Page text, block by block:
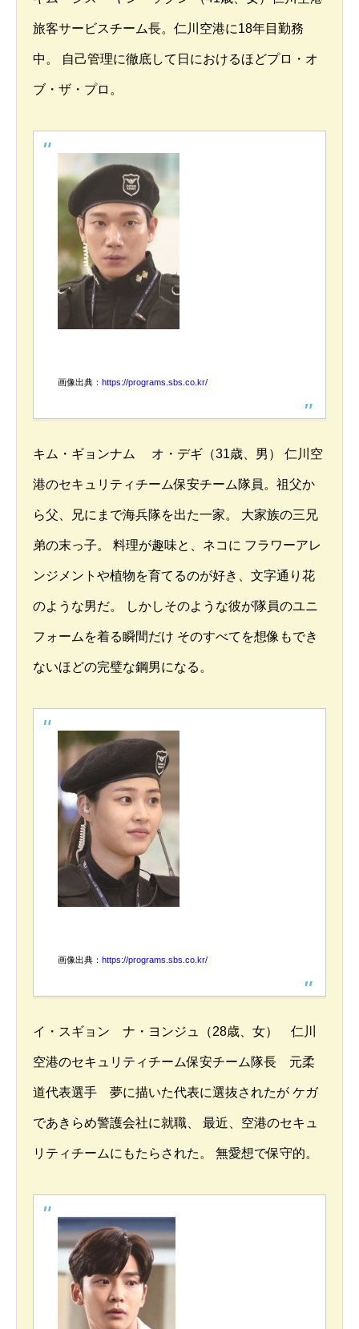
旅客サービスチーム長。仁川空港に18年目勤務
中。 自己管理に徹底して日におけるほどプロ・オ
ブ・ザ・プロ。
画像出典： https://programs.sbs.co.kr/
キム・ギョンナム オ・デギ（31歳、男） 仁川空
港のセキュリティチーム保安チーム隊員。祖父か
ら父、兄にまで海兵隊を出た一家。 大家族の三兄
弟の末っ子。 料理が趣味と、ネコに フラワーアレ
ンジメントや植物を育てるのが好き、文字通り花
のような男だ。 しかしそのような彼が隊員のユニ
フォームを着る瞬間だけ そのすべてを想像もでき
ないほどの完璧な鋼男になる。
画像出典： https://programs.sbs.co.kr/
イ・スギョン ナ・ヨンジュ（28歳、女） 仁川
空港のセキュリティチーム保安チーム隊長 元柔
道代表選手 夢に描いた代表に選抜されたが ケガ
であきらめ警護会社に就職、 最近、空港のセキュ
リティチームにもたらされた。 無愛想で保守的。